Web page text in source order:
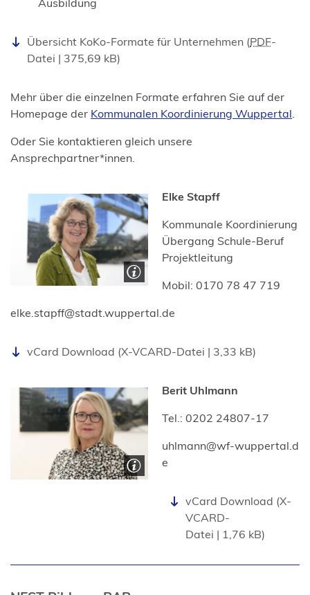
Übersicht KoKo-Formate für Unternehmen PDF-
Datei
375,69 kB
Mehr über die einzelnen Formate erfahren Sie auf der
Homepage der Kommunalen Koordinierung Wuppertal
Oder Sie kontaktieren gleich unsere
Ansprechpartner*innen.
Elke Stapff
Kommunale Koordinierung
Übergang Schule-Beruf
Projektleitung
Mobil: 0170 78 47 719
elke.stapff
stadt.wuppertal de
vCard Download X-VCARD-Datei 3,33 kB
Berit Uhlmann
Tel.: 0202 24807-17
uhlmann
wf-wuppertal d
e
vCard Download X-
VCARD-
Datei
1,76 kB